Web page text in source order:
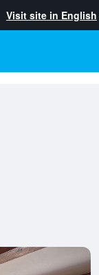
Visit site in English